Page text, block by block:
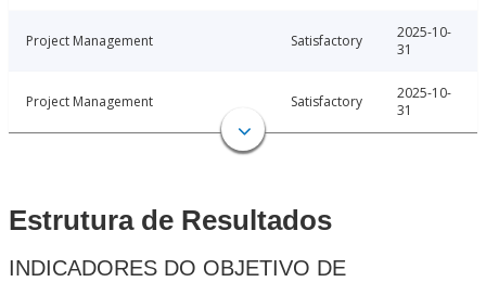
Project Management Satisfactory
2025-10-
31
Project Management Satisfactory
2025-10-
31
Estrutura de Resultados
INDICADORES DO OBJETIVO DE